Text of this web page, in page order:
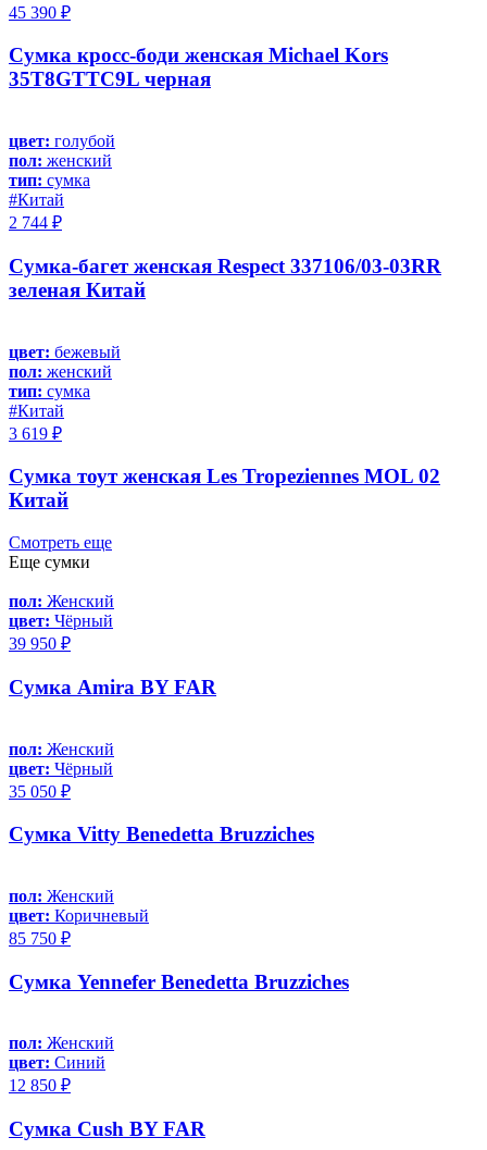
45 390 ₽
Сумка кросс-боди женская Michael Kors
35T8GTTC9L черная
цвет: голубой
пол: женский
тип: сумка
#Китай
2 744 ₽
Сумка-багет женская Respect 337106/03-03RR
зеленая Китай
цвет: бежевый
пол: женский
тип: сумка
#Китай
3 619 ₽
Сумка тоут женская Les Tropeziennes MOL 02
Китай
Смотреть еще
Еще сумки
пол: Женский
цвет: Чёрный
39 950 ₽
Сумка Amira BY FAR
пол: Женский
цвет: Чёрный
35 050 ₽
Сумка Vitty Benedetta Bruzziches
пол: Женский
цвет: Коричневый
85 750 ₽
Сумка Yennefer Benedetta Bruzziches
пол: Женский
цвет: Синий
12 850 ₽
Сумка Cush BY FAR